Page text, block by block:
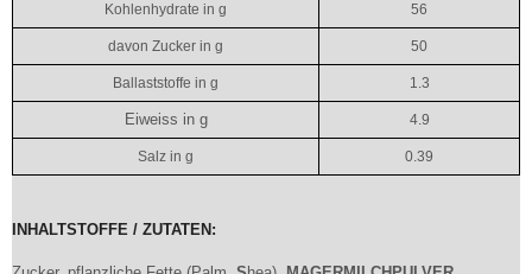
Kohlenhydrate in g 56
davon Zucker in g 50
Ballaststoffe in g 1.3
Eiweiss in g 4.9
Salz in g 0.39
INHALTSTOFFE / ZUTATEN: